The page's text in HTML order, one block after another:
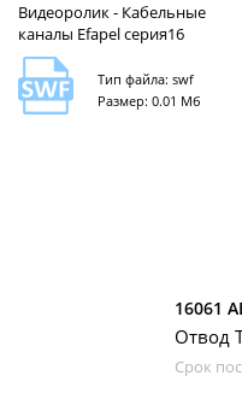
Видеоролик - Кабельные
каналы Efapel серия16
Тип файла: swf
Размер: 0.01 Мб
16061
Отвод
Срок